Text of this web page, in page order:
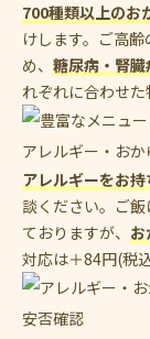
700種類以上のお
けします。ご高
め、 糖尿病・腎
れぞれに合わせた
アレルギー・お
アレルギーをお
談ください。ご
ておりますが、
対応は＋84円(税
安否確認